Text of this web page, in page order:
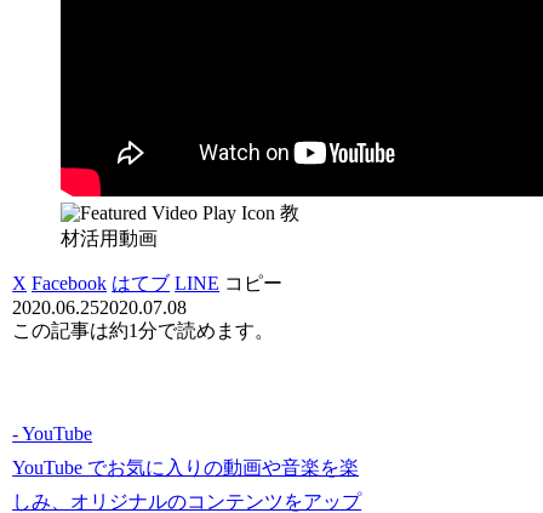
教
材活用動画
X Facebook はてブ LINE コピー
2020.06.252020.07.08
この記事は約1分で読めます。
- YouTube
YouTube でお気に入りの動画や音楽を楽
しみ、オリジナルのコンテンツをアップ